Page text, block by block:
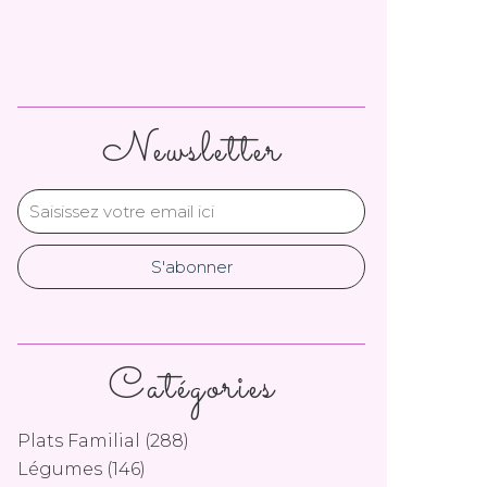
Newsletter
Catégories
Plats Familial
(288)
Légumes (146)